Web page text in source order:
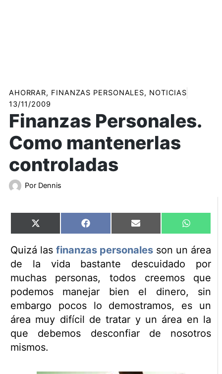
AHORRAR, FINANZAS PERSONALES, NOTICIAS
13/11/2009
Finanzas Personales.
Como mantenerlas
controladas
Por Dennis
Compartir
en
X
(Twitter)
Compartir
en
Facebook Compartir
en
Email
en
Quizá las finanzas personales son un área
de la vida bastante descuidado por
muchas personas, todos creemos que
podemos manejar bien el dinero, sin
embargo pocos lo demostramos, es un
área muy difícil de tratar y un área en la
que debemos desconfiar de nosotros
mismos.